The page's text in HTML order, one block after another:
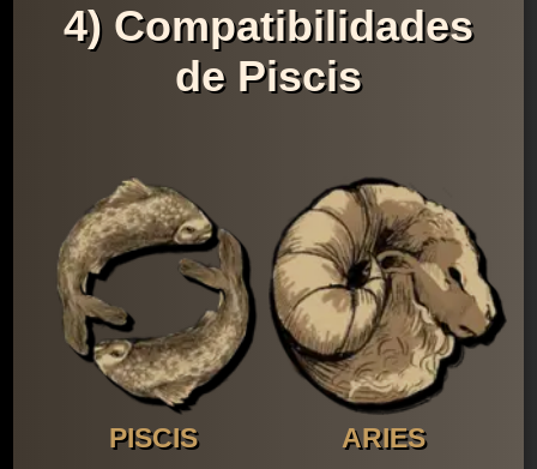
4) Compatibilidades
de Piscis
PISCIS ARIES